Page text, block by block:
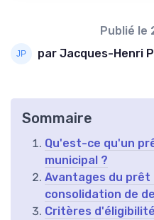
Publié le
par Jacques-Henri
Sommaire
Qu'est-ce qu'un
municipal ?
Avantages du prêt
consolidation de
Critères